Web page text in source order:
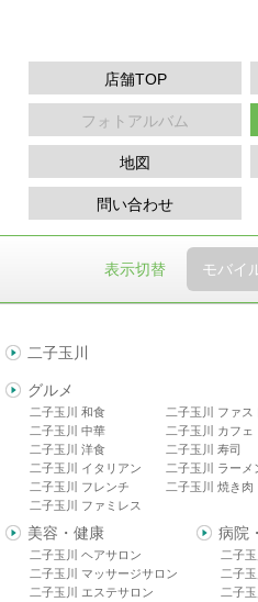
店舗TOP
フォトアルバム
地図
問い合わせ
表示切替 モバイ
二子玉川
グルメ
二子玉川 和食
二子玉川 中華
二子玉川 洋食
二子玉川 イタリアン
二子玉川 フレンチ
二子玉川 ファミレス
二子玉川 ファス
二子玉川 カフェ
二子玉川 寿司
二子玉川 ラーメ
二子玉川 焼き肉
美容・健康
二子玉川 ヘアサロン
二子玉川 マッサージサロン
二子玉川 エステサロン
病院
二子
二子
二子